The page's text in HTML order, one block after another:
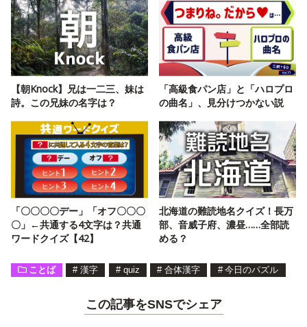
【朝Knock】兄は一二三、妹は
詩。この兄妹の名字は？
「高級食パン店」と「ハロプロ
の曲名」、見分けつかない説
「〇〇〇〇デー」「オフ〇〇〇
〇」←共通する4文字は？共通
ワードクイズ【42】
北海道の難読地名クイズ！長万
部、音威子府、濃昼……全部読
める？
ことば # 漢字 # quiz # 合体漢字 # 今日のパズル
この記事をSNSでシェア